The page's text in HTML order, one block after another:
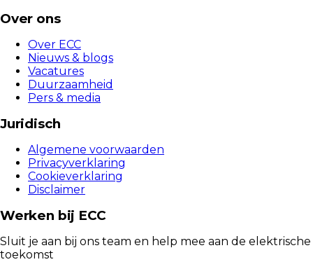
Over ons
Over ECC
Nieuws & blogs
Vacatures
Duurzaamheid
Pers & media
Juridisch
Algemene voorwaarden
Privacyverklaring
Cookieverklaring
Disclaimer
Werken bij ECC
Sluit je aan bij ons team en help mee aan de elektrische
toekomst